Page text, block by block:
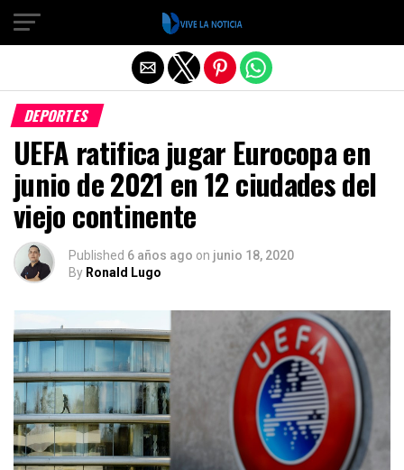
DEPORTES
UEFA ratifica jugar Eurocopa en
junio de 2021 en 12 ciudades del
viejo continente
Published 6 años ago on junio 18, 2020
By Ronald Lugo
Salir de la versión móvil